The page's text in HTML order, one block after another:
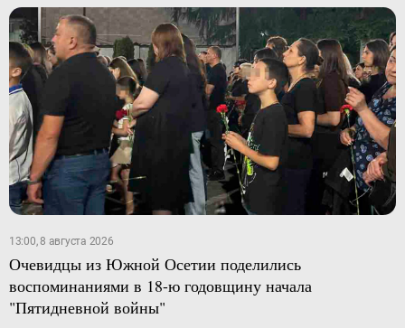
13:00, 8 августа 2026
Очевидцы из Южной Осетии поделились
воспоминаниями в 18-ю годовщину начала
"Пятидневной войны"